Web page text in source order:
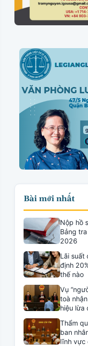
Bài mới nhất
Nộp hồ
Bảng
2026
Lãi suất
định
thế nào
Vụ
toà
hiệu lừa
Thẩm
ban
lĩnh vực